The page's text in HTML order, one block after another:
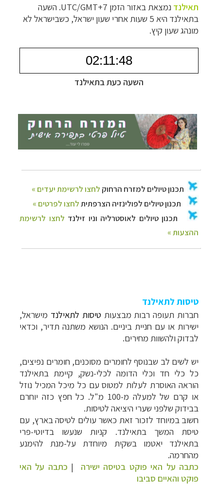
תאילנד נמצאת באזור הזמן UTC/GMT+7
. השעה
בתאילנד היא 5 שעות אחרי שעון ישראל, כשבישראל לא
מונהג שעון קיץ.
השעה כעת בתאילנד
תכנון
טיולים לאוסטרליה וניו זילנד
טיסות לתאילנד
חברות תעופה רבות מבצעותטיסות לתאילנד מישראל,
ישירות או עם חניית ביניים. הנושא משתנה תדיר, וכדאי
לבדוק ולהשוות מחירים.
יש לשים לב שבנוסף לחומרים מסוכנים, חומרים נפיצים,
כל כלי חד וכלי הדומה לכלי-נשק, קיימת בתאילנד
הוראה האוסרת לעלות למטוס עם כל מיכל המכיל נוזל
או קרם של למעלה מ-100 מ"ל. כל חפץ כזה יוחרם
בבידוק שלפני שערי היציאה לטיסות.
חשוב במיוחד לזכור זאת כאשר עולים לטיסה בארץ, עם
טיסת המשך בתאילנד. קניות שנעשו בדיוטי-פרי
בתאילנד יאטמו בשקית מיוחדת על-מנת להימנע
מהחרמה.
כתבה על האי פוקט בטיסה ישירה | כתבה על האי
פוקט והאיים סביבו